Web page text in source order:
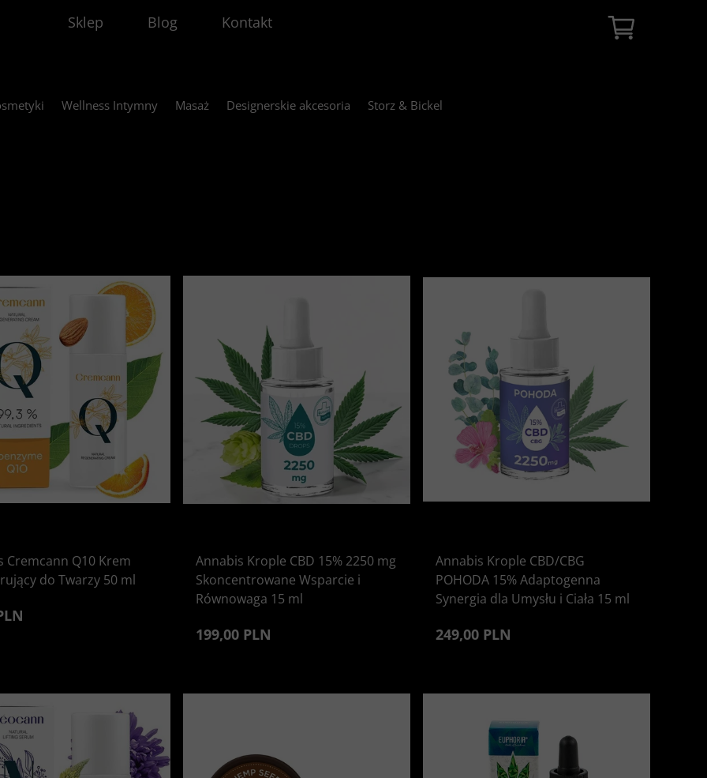
Cremcann Q10 Krem
do Twarzy 50 ml
Annabis Krople CBD 15% 2250 mg
Skoncentrowane Wsparcie i
Równowaga 15 ml
199,00 PLN
Annabis Krople CBD/CBG
POHODA 15% Adaptogenna
Synergia dla Umysłu i Ciała 15 ml
249,00 PLN
Wellness Intymny Masaż Designerskie akcesoria Storz & Bickel
Sklep Blog Kontakt